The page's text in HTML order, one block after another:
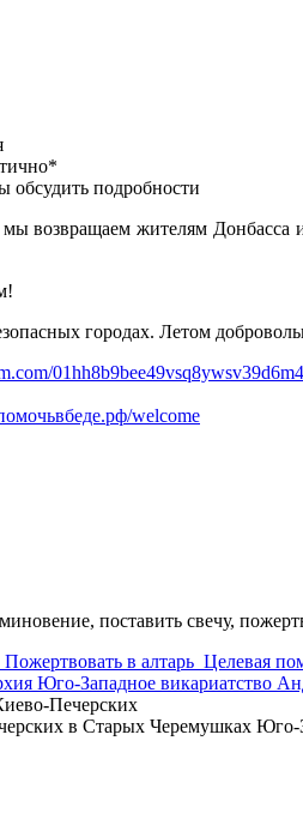
обсудить подробности
возвращаем жителям Донбасса
городах. Летом
01hh8b9bee49vsq8ywsv39d6m4
welcome
поставить свечу,
Пожертвовать в алтарь Целевая
Юго-Западное викариатство
Печерских
в Старых Черемушках